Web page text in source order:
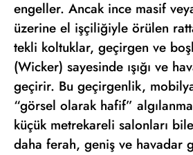
engeller. Ancak ince masif
üzerine el işçiliğiyle örülen
tekli koltuklar, geçirgen ve
(Wicker) sayesinde ışığı ve
geçirir. Bu geçirgenlik,
“görsel olarak hafif”
küçük metrekareli salonları
daha ferah, geniş ve havadar